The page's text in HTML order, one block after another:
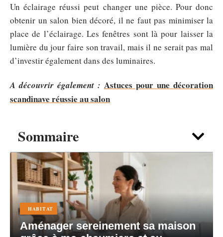
Sommaire
HABITAT
Aménager sereinement sa maison
Un éclairage réussi peut changer une pièce. Pour donc
obtenir un salon bien décoré, il ne faut pas minimiser la
place de l’éclairage. Les fenêtres sont là pour laisser la
lumière du jour faire son travail, mais il ne serait pas mal
d’investir également dans des luminaires.
A découvrir également : Astuces pour une décoration
scandinave réussie au salon